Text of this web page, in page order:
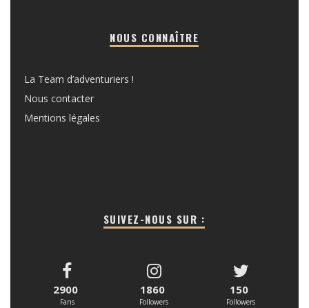
NOUS CONNAÎTRE
La Team d’adventuriers !
Nous contacter
Mentions légales
SUIVEZ-NOUS SUR :
2900
Fans
1860
Followers
150
Followers